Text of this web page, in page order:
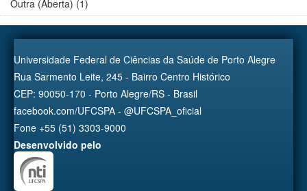
Outra (Aberta) (1)
Universidade Federal de Ciências da Saúde de Porto Alegre
Rua Sarmento Leite, 245 - Bairro Centro Histórico
CEP: 90050-170 - Porto Alegre/RS - Brasil
facebook.com/UFCSPA - @UFCSPA_oficial
Fone +55 (51) 3303-9000
Desenvolvido pelo